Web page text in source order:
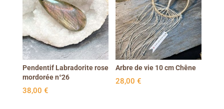
Pendentif Labradorite rose
mordorée n°26
38,00 €
Arbre de vie 10 cm Chêne
28,00€